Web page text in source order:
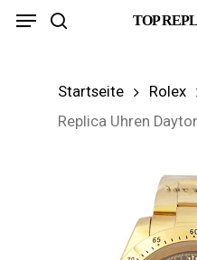
Skip
TOP
Menu
Startseite Rolex
Replica Uhren